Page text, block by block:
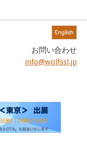
お問い合わせ
info@wolfssl.jp